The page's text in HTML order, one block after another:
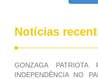
Notícias
GONZAGA
INDEPENDÊNCIA NO